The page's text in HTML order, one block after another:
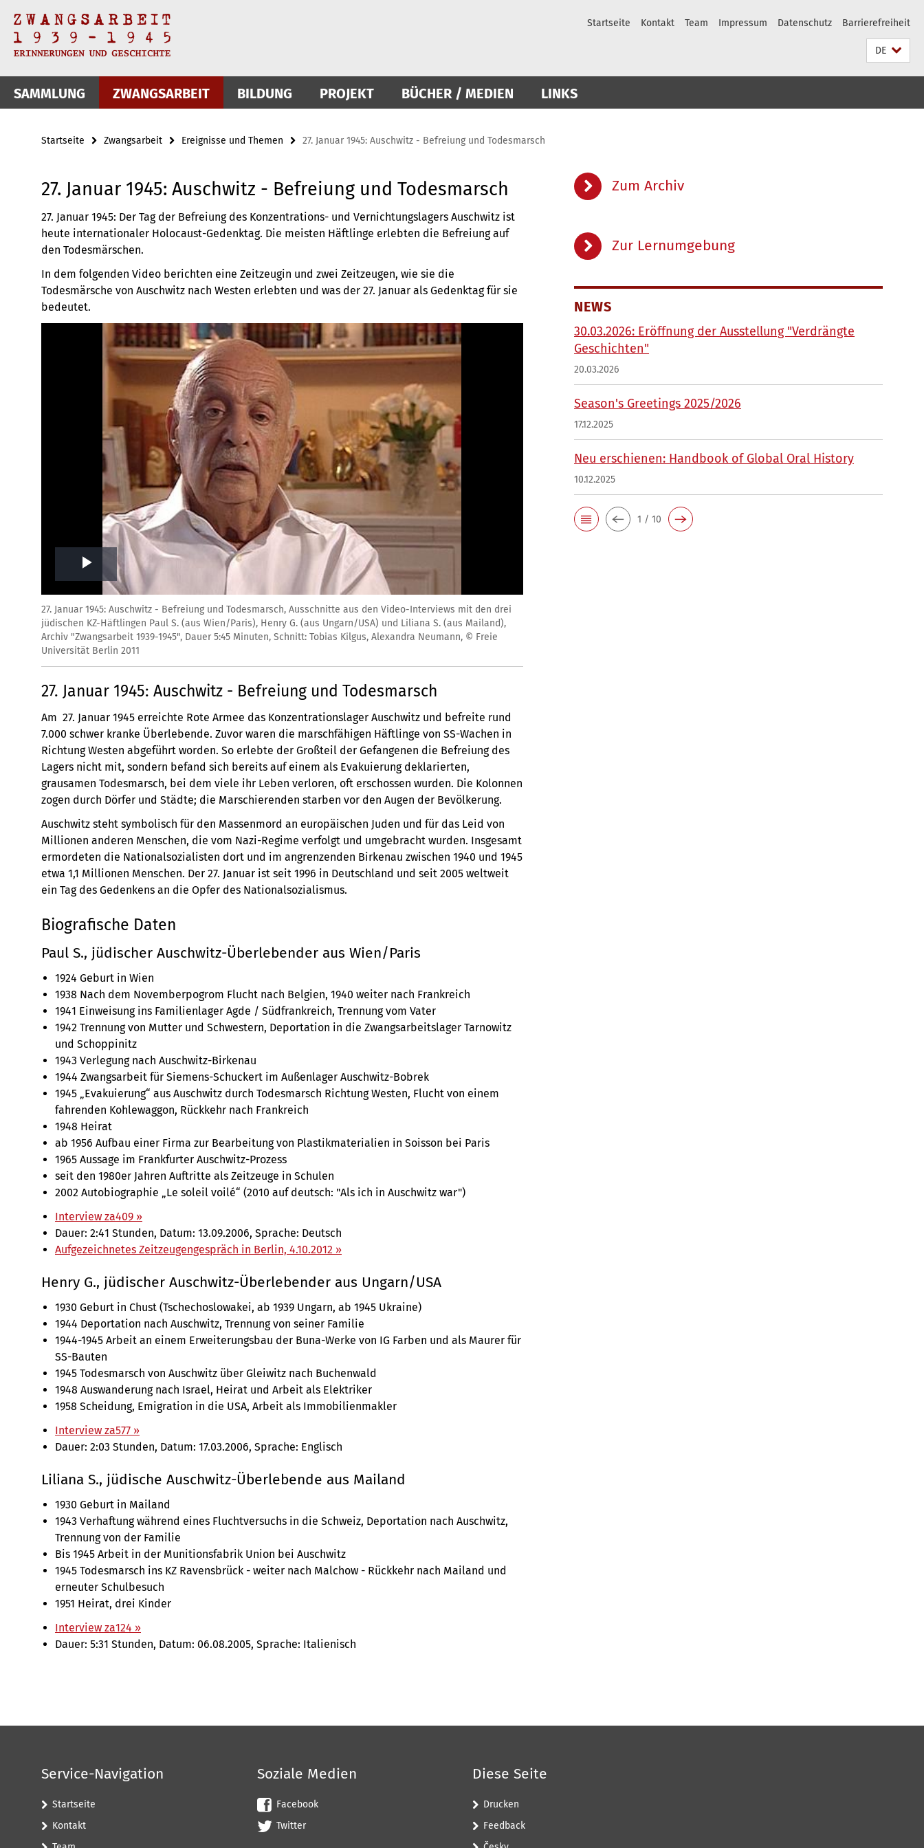
direkt
Inhalt
Service-
Navigation
Startseite Kontakt Team Impressum Datenschutz Barrierefreiheit
DE
SAMMLUNG ZWANGSARBEIT BILDUNG PROJEKT BÜCHER / MEDIEN LINKS
Startseite Zwangsarbeit Ereignisse und Themen 27. Januar 1945: Auschwitz - Befreiung und Todesmarsch
27. Januar 1945: Auschwitz - Befreiung und Todesmarsch
27. Januar 1945: Der Tag der Befreiung des Konzentrations- und Vernichtungslagers Auschwitz ist
heute internationaler Holocaust-Gedenktag. Die meisten Häftlinge erlebten die Befreiung auf
den Todesmärschen.
In dem folgenden Video berichten eine Zeitzeugin und zwei Zeitzeugen, wie sie die
Todesmärsche von Auschwitz nach Westen erlebten und was der 27. Januar als Gedenktag für sie
bedeutet.
Play
Video
27. Januar 1945: Auschwitz - Befreiung und Todesmarsch, Ausschnitte aus den Video-Interviews mit den drei
jüdischen KZ-Häftlingen Paul S. (aus Wien/Paris), Henry G. (aus Ungarn/USA) und Liliana S. (aus Mailand),
Archiv "Zwangsarbeit 1939-1945", Dauer 5:45 Minuten, Schnitt: Tobias Kilgus, Alexandra Neumann, © Freie
Universität Berlin 2011
27. Januar 1945: Auschwitz - Befreiung und Todesmarsch
Am 27. Januar 1945 erreichte Rote Armee das Konzentrationslager Auschwitz und befreite rund
7.000 schwer kranke Überlebende. Zuvor waren die marschfähigen Häftlinge von SS-Wachen in
Richtung Westen abgeführt worden. So erlebte der Großteil der Gefangenen die Befreiung des
Lagers nicht mit, sondern befand sich bereits auf einem als Evakuierung deklarierten,
grausamen Todesmarsch, bei dem viele ihr Leben verloren, oft erschossen wurden. Die Kolonnen
zogen durch Dörfer und Städte; die Marschierenden starben vor den Augen der Bevölkerung.
Auschwitz steht symbolisch für den Massenmord an europäischen Juden und für das Leid von
Millionen anderen Menschen, die vom Nazi-Regime verfolgt und umgebracht wurden. Insgesamt
ermordeten die Nationalsozialisten dort und im angrenzenden Birkenau zwischen 1940 und 1945
etwa 1,1 Millionen Menschen. Der 27. Januar ist seit 1996 in Deutschland und seit 2005 weltweit
ein Tag des Gedenkens an die Opfer des Nationalsozialismus.
Biografische Daten
Paul S., jüdischer Auschwitz-Überlebender aus Wien/Paris
1924 Geburt in Wien
1938 Nach dem Novemberpogrom Flucht nach Belgien, 1940 weiter nach Frankreich
1941 Einweisung ins Familienlager Agde / Südfrankreich, Trennung vom Vater
1942 Trennung von Mutter und Schwestern, Deportation in die Zwangsarbeitslager Tarnowitz
und Schoppinitz
1943 Verlegung nach Auschwitz-Birkenau
1944 Zwangsarbeit für Siemens-Schuckert im Außenlager Auschwitz-Bobrek
1945 „Evakuierung“ aus Auschwitz durch Todesmarsch Richtung Westen, Flucht von einem
fahrenden Kohlewaggon, Rückkehr nach Frankreich
1948 Heirat
ab 1956 Aufbau einer Firma zur Bearbeitung von Plastikmaterialien in Soisson bei Paris
1965 Aussage im Frankfurter Auschwitz-Prozess
seit den 1980er Jahren Auftritte als Zeitzeuge in Schulen
2002 Autobiographie „Le soleil voilé“ (2010 auf deutsch: "Als ich in Auschwitz war")
Interview za409 »
Dauer: 2:41 Stunden, Datum: 13.09.2006, Sprache: Deutsch
Aufgezeichnetes Zeitzeugengespräch in Berlin, 4.10.2012 »
Henry G., jüdischer Auschwitz-Überlebender aus Ungarn/USA
1930 Geburt in Chust (Tschechoslowakei, ab 1939 Ungarn, ab 1945 Ukraine)
1944 Deportation nach Auschwitz, Trennung von seiner Familie
1944-1945 Arbeit an einem Erweiterungsbau der Buna-Werke von IG Farben und als Maurer für
SS-Bauten
1945 Todesmarsch von Auschwitz über Gleiwitz nach Buchenwald
1948 Auswanderung nach Israel, Heirat und Arbeit als Elektriker
1958 Scheidung, Emigration in die USA, Arbeit als Immobilienmakler
Interview za577 »
Dauer: 2:03 Stunden, Datum: 17.03.2006, Sprache: Englisch
Liliana S., jüdische Auschwitz-Überlebende aus Mailand
1930 Geburt in Mailand
1943 Verhaftung während eines Fluchtversuchs in die Schweiz, Deportation nach Auschwitz,
Trennung von der Familie
Bis 1945 Arbeit in der Munitionsfabrik Union bei Auschwitz
1945 Todesmarsch ins KZ Ravensbrück - weiter nach Malchow - Rückkehr nach Mailand und
erneuter Schulbesuch
1951 Heirat, drei Kinder
Interview za124 »
Dauer: 5:31 Stunden, Datum: 06.08.2005, Sprache: Italienisch
Zum Archiv
Zur Lernumgebung
NEWS
30.03.2026: Eröffnung der Ausstellung "Verdrängte
Geschichten"
20.03.2026
Season's Greetings 2025/2026
17.12.2025
Neu erschienen: Handbook of Global Oral History
10.12.2025
1 / 10
Service-Navigation
Startseite
Kontakt
Soziale Medien
Facebook
Twitter
Diese Seite
Drucken
Feedback